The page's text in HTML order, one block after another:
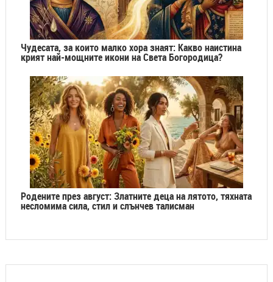
Чудесата, за които малко хора знаят: Какво наистина
крият най-мощните икони на Света Богородица?
Родените през август: Златните деца на лятото, тяхната
несломима сила, стил и слънчев талисман